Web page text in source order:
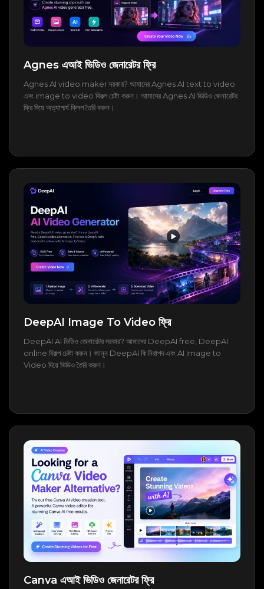
Agnes এআই ভিডিও জেনারেটর ফ্রি
Agnes AI video maker দরকার? আমাদের Agnes AI text to video
এবং image to video বিকল্প চেষ্টা করুন। আমাদের Agnes AI ভিডিও জেনারেটর
ফ্রি দিয়ে অত্যাশ্চর্য ক্লিপ তৈরি করুন।
DeepAI Image To Video ফ্রি
DeepAI AI ভিডিও জেনারেটর দরকার? আমাদের DeepAI free, DeepAI
online বিকল্প চেষ্টা করুন। জানুন DeepAI কি নিরাপদ এবং AI Image to
Video দিয়ে ভিডিও তৈরি করুন।
Canva এআই ভিডিও জেনারেটর ফ্রি